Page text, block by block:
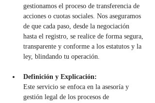
gestionamos el proceso de transferencia de
acciones o cuotas sociales. Nos aseguramos
de que cada paso, desde la negociación
hasta el registro, se realice de forma segura,
transparente y conforme a los estatutos y la
ley, blindando tu operación.
Definición y Explicación:
Este servicio se enfoca en la asesoría y
gestión legal de los procesos de